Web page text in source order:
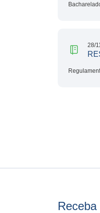
28/